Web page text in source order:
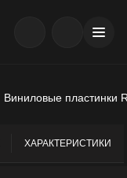
Виниловые пластинки
ХАРАКТЕРИСТИКИ